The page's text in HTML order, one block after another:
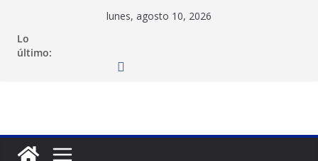
contenido
lunes, agosto 10, 2026
Lo
último: